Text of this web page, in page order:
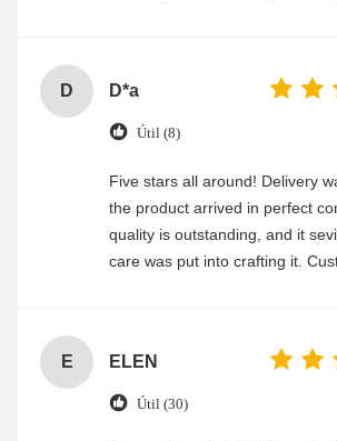
D D*a
Útil (8)
Five stars all around! Delivery
the product arrived in perfect
quality is outstanding, and it
care was put into crafting it.
E ELEN
Útil (30)